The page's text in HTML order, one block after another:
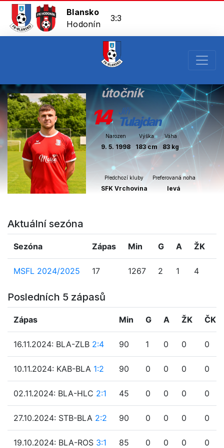
Blansko
Hodonín
3:3
útočník
14 Jiří
Tulajdan
Narozen
9. 5. 1998
Výška
183 cm
Váha
83 kg
Předchozí kluby
SFK Vrchovina
Preferovaná noha
levá
Aktuální sezóna
Sezóna Zápas Min G A ŽK
MSFL 2024/2025 17 1267 2 1 4
Posledních 5 zápasů
Zápas Min G A ŽK ČK
16.11.2024: BLA-ZLB 2:4 90 1 0 0 0
10.11.2024: KAB-BLA 1:2 90 0 0 0 0
02.11.2024: BLA-HLC 2:1 45 0 0 0 0
27.10.2024: STB-BLA 2:2 90 0 0 0 0
19.10.2024: BLA-ROS 3:1 85 0 0 0 0